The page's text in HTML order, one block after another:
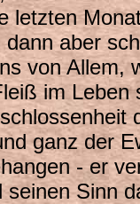
letzten
aber
von Allem,
im
ganz der
- er
seinen Sinn